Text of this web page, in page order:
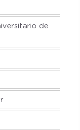
de